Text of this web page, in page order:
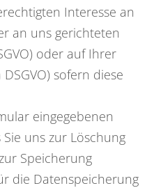
Interesse an
an uns gerichteten
oder auf Ihrer
sofern diese
eingegebenen
uns zur Löschung
Speicherung
die Datenspeicherung